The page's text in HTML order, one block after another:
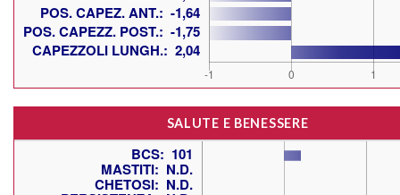
SALUTE E BENESSERE